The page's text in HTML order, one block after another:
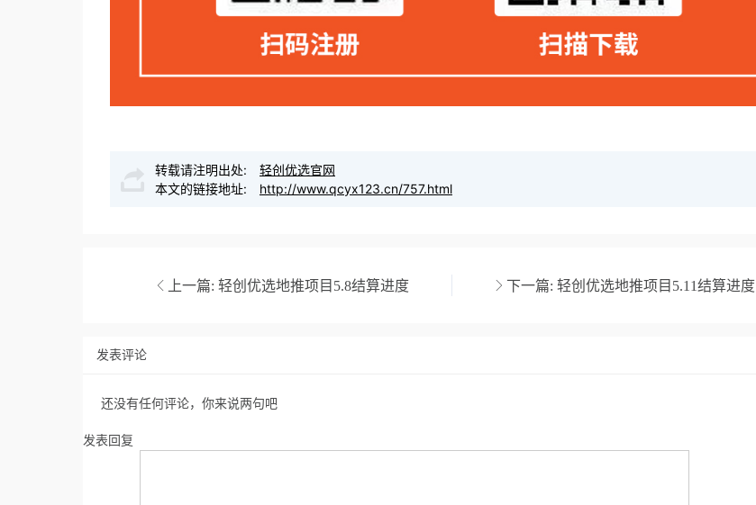
转载请注明出处:
轻创优选官网
本文的链接地址:
http://www.qcyx123.cn/757.html
上一篇: 轻创优选地推项目5.8结算进度 下一篇: 轻创优选地推项目5.11结算进度
发表评论
还没有任何评论，你来说两句吧
发表回复